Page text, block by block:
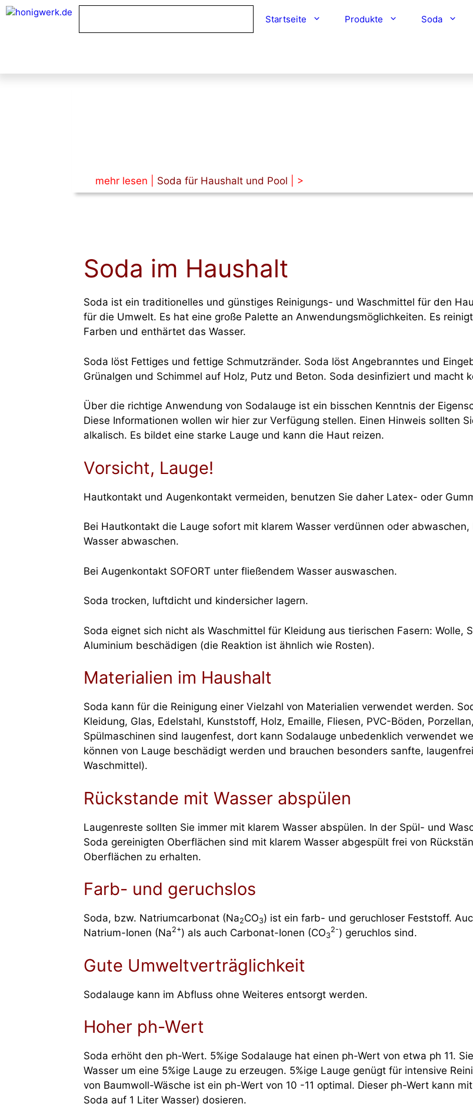
Zum
Startseite Produkte Soda
mehr lesen | Soda für Haushalt und Pool | >
Soda im Haushalt
Soda ist ein traditionelles und günstiges Reinigungs- und Waschmittel für den
für die Umwelt. Es hat eine große Palette an Anwendungsmöglichkeiten. Es
Farben und enthärtet das Wasser.
Soda löst Fettiges und fettige Schmutzränder. Soda löst Angebranntes und
Grünalgen und Schimmel auf Holz, Putz und Beton. Soda desinfiziert und macht
Über die richtige Anwendung von Sodalauge ist ein bisschen Kenntnis der
Diese Informationen wollen wir hier zur Verfügung stellen. Einen Hinweis sollten
alkalisch. Es bildet eine starke Lauge und kann die Haut reizen.
Vorsicht, Lauge!
Hautkontakt und Augenkontakt vermeiden, benutzen Sie daher Latex- oder
Bei Hautkontakt die Lauge sofort mit klarem Wasser verdünnen oder
Wasser abwaschen.
Bei Augenkontakt SOFORT unter fließendem Wasser auswaschen.
Soda trocken, luftdicht und kindersicher lagern.
Soda eignet sich nicht als Waschmittel für Kleidung aus tierischen Fasern: Wolle,
Aluminium beschädigen (die Reaktion ist ähnlich wie Rosten).
Materialien im Haushalt
Soda kann für die Reinigung einer Vielzahl von Materialien verwendet werden.
Kleidung, Glas, Edelstahl, Kunststoff, Holz, Emaille, Fliesen, PVC-Böden,
Spülmaschinen sind laugenfest, dort kann Sodalauge unbedenklich verwendet
können von Lauge beschädigt werden und brauchen besonders sanfte,
Waschmittel).
Rückstande mit Wasser abspülen
Laugenreste sollten Sie immer mit klarem Wasser abspülen. In der Spül- und
Soda gereinigten Oberflächen sind mit klarem Wasser abgespült frei von
Oberflächen zu erhalten.
Farb- und geruchslos
Soda, bzw. Natriumcarbonat (Na2CO3) ist ein farb- und geruchloser Feststoff.
Natrium-Ionen (Na2+) als auch Carbonat-Ionen (CO3
2-) geruchlos sind.
Gute Umweltverträglichkeit
Sodalauge kann im Abfluss ohne Weiteres entsorgt werden.
Hoher ph-Wert
Soda erhöht den ph-Wert. 5%ige Sodalauge hat einen ph-Wert von etwa ph 11.
Wasser um eine 5%ige Lauge zu erzeugen. 5%ige Lauge genügt für intensive
von Baumwoll-Wäsche ist ein ph-Wert von 10 -11 optimal. Dieser ph-Wert kann
Soda auf 1 Liter Wasser) dosieren.